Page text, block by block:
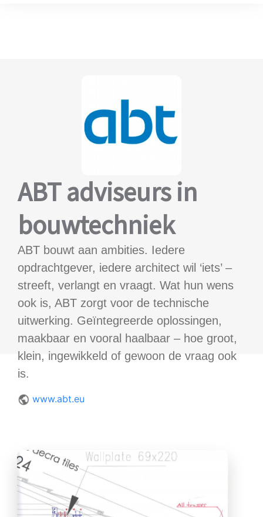
ABT adviseurs in
bouwtechniek
ABT bouwt aan ambities. Iedere
opdrachtgever, iedere architect wil ‘iets’ –
streeft, verlangt en vraagt. Wat hun wens
ook is, ABT zorgt voor de technische
uitwerking. Geïntegreerde oplossingen,
maakbaar en vooral haalbaar – hoe groot,
klein, ingewikkeld of gewoon de vraag ook
is.
www.abt.eu